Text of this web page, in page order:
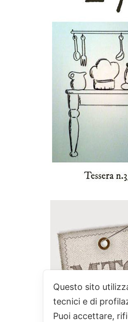
Questo sito
tecnici e di
Puoi accettare,